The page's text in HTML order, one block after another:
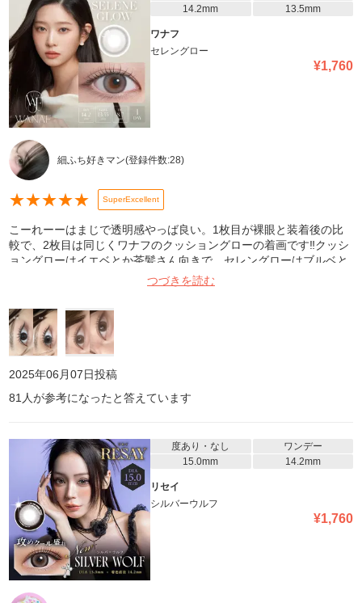
14.2mm
13.5mm
ワナフ
セレングロー
¥1,760
細ふち好きマン(登録件数:28)
★★★★★ SuperExcellent
こーれーーはまじで透明感やっば良い。1枚目が裸眼と装着後の比
較で、2枚目は同じくワナフのクッショングローの着画です‼️クッシ
ョングローはイエベとか茶髪さん向きで、セレングローはブルベと
か黒髪さんにめちゃめちゃ合うと思う。透明感出る系のカラコンだ
けど、縁があるからちゃんと盛れる。一応水光レンズなんだけど、
めちゃめちゃ自然だからほとんどわかんない！でも確実に目に光が
入る。なんだこのカラコンは最高だ。。✨
つづきを読む
2025年06月07日投稿
81 人が参考になったと答えています
度あり・なし
ワンデー
15.0mm
14.2mm
リセイ
シルバーウルフ
¥1,760